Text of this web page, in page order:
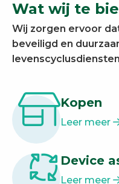
Wat wij te
Wij zorgen ervoor
beveiligd en
Kopen
Leer meer
Device
Leer meer